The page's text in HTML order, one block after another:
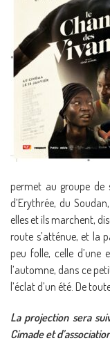
permet au groupe de
d’Erythrée, du
elles et ils marchent,
route s’atténue, et la
peu folle, celle d’une
l’automne, dans ce
l’éclat d’un été. De
La projection sera
Cimade et